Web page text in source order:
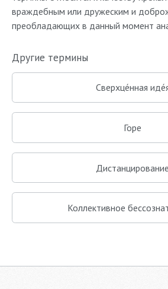
враждебным или дружеским и
преобладающих в данный момент
Другие термины
Сверхце́нная
Горе
Дистанцирование
Коллективное